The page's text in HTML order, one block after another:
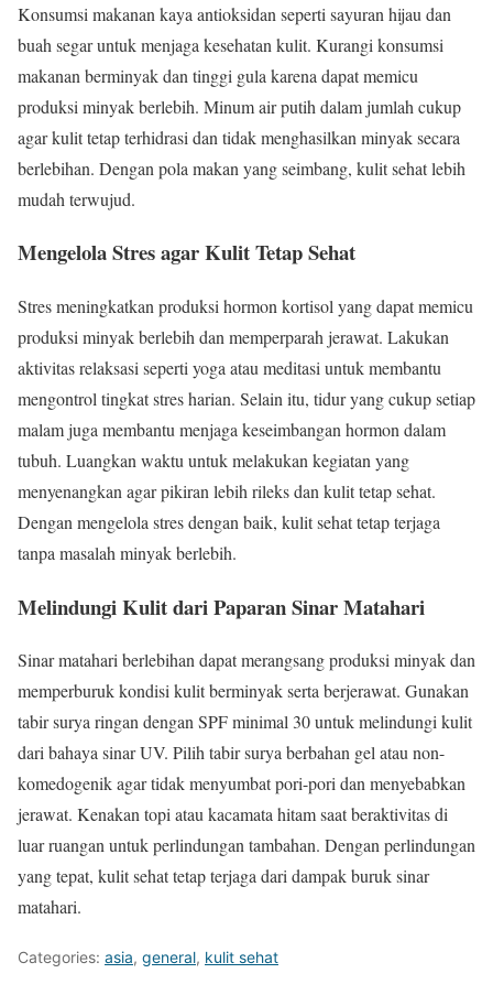
Konsumsi makanan kaya antioksidan seperti sayuran hijau dan
buah segar untuk menjaga kesehatan kulit. Kurangi konsumsi
makanan berminyak dan tinggi gula karena dapat memicu
produksi minyak berlebih. Minum air putih dalam jumlah cukup
agar kulit tetap terhidrasi dan tidak menghasilkan minyak secara
berlebihan. Dengan pola makan yang seimbang, kulit sehat lebih
mudah terwujud.
Mengelola Stres agar Kulit Tetap Sehat
Stres meningkatkan produksi hormon kortisol yang dapat memicu
produksi minyak berlebih dan memperparah jerawat. Lakukan
aktivitas relaksasi seperti yoga atau meditasi untuk membantu
mengontrol tingkat stres harian. Selain itu, tidur yang cukup setiap
malam juga membantu menjaga keseimbangan hormon dalam
tubuh. Luangkan waktu untuk melakukan kegiatan yang
menyenangkan agar pikiran lebih rileks dan kulit tetap sehat.
Dengan mengelola stres dengan baik, kulit sehat tetap terjaga
tanpa masalah minyak berlebih.
Melindungi Kulit dari Paparan Sinar Matahari
Sinar matahari berlebihan dapat merangsang produksi minyak dan
memperburuk kondisi kulit berminyak serta berjerawat. Gunakan
tabir surya ringan dengan SPF minimal 30 untuk melindungi kulit
dari bahaya sinar UV. Pilih tabir surya berbahan gel atau non-
komedogenik agar tidak menyumbat pori-pori dan menyebabkan
jerawat. Kenakan topi atau kacamata hitam saat beraktivitas di
luar ruangan untuk perlindungan tambahan. Dengan perlindungan
yang tepat, kulit sehat tetap terjaga dari dampak buruk sinar
matahari.
Categories: asia, general, kulit sehat